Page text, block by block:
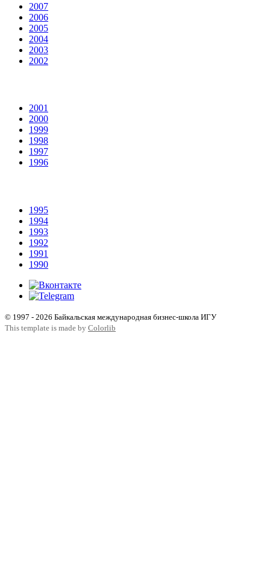
2007
2006
2005
2004
2003
2002
2001
2000
1999
1998
1997
1996
1995
1994
1993
1992
1991
1990
© 1997 - 2026 Байкальская международная бизнес-школа ИГУ
This template is made by Colorlib